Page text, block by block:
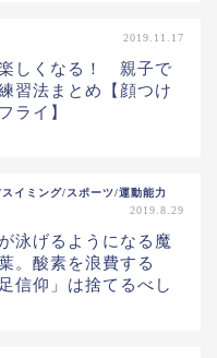
2019.11.17
しくなる！ 親子で
習法まとめ【顔つけ
ライ】
イミング/スポーツ/運動能力
2019.8.29
泳げるようになる魔
。酸素を浪費する
信仰」は捨てるべし